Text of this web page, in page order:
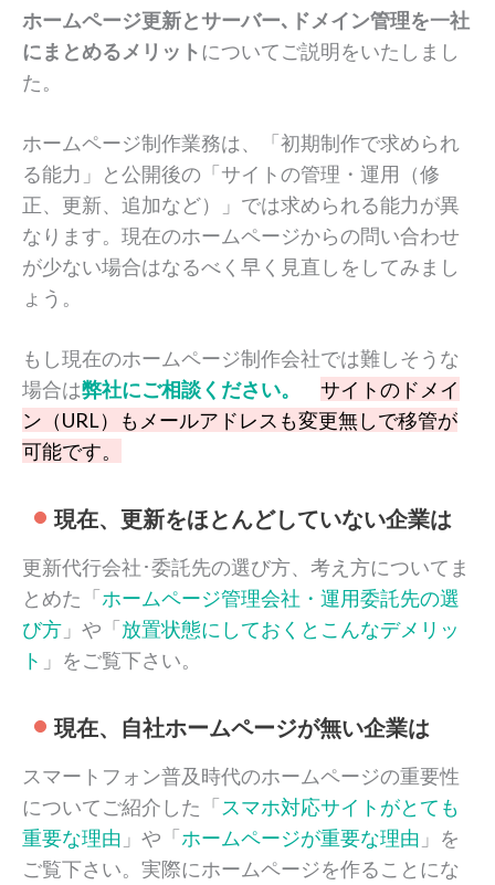
ホームページ更新とサーバー､ドメイン管理を一社
にまとめるメリットについてご説明をいたしまし
た。
ホームページ制作業務は、「初期制作で求められ
る能力」と公開後の「サイトの管理・運用（修
正、更新、追加など）」では求められる能力が異
なります。現在のホームページからの問い合わせ
が少ない場合はなるべく早く見直しをしてみまし
ょう。
もし現在のホームページ制作会社では難しそうな
場合は弊社にご相談ください。
サイトのドメイ
ン（URL）もメールアドレスも変更無しで移管が
可能です。
現在、更新をほとんどしていない企業は
更新代行会社･委託先の選び方、考え方についてま
とめた「ホームページ管理会社・運用委託先の選
び方 」や「放置状態にしておくとこんなデメリッ
ト 」をご覧下さい。
現在、自社ホームページが無い企業は
スマートフォン普及時代のホームページの重要性
についてご紹介した「 スマホ対応サイトがとても
重要な理由 」や「ホームページが重要な理由 」を
ご覧下さい。実際にホームページを作ることにな